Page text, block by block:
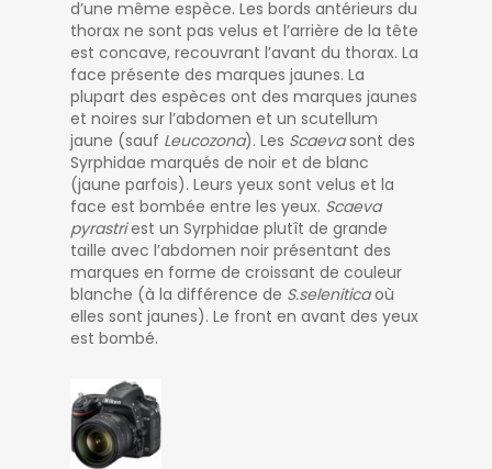
d’une même espèce. Les bords antérieurs du
thorax ne sont pas velus et l’arrière de la tête
est concave, recouvrant l’avant du thorax. La
face présente des marques jaunes. La
plupart des espèces ont des marques jaunes
et noires sur l’abdomen et un scutellum
jaune (sauf Leucozona). Les Scaevasont des
Syrphidae marqués de noir et de blanc
(jaune parfois). Leurs yeux sont velus et la
face est bombée entre les yeux. Scaeva
pyrastriest un Syrphidae plutît de grande
taille avec l’abdomen noir présentant des
marques en forme de croissant de couleur
blanche (à la différence de S.seleniticaoù
elles sont jaunes). Le front en avant des yeux
est bombé.